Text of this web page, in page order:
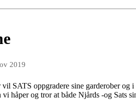
2019
SATS oppgradere sine garderober
håper og tror at både Njårds -og Sats